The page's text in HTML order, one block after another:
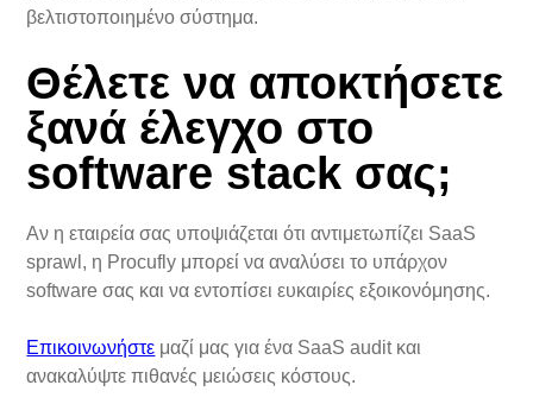
βελτιστοποιημένο σύστημα.
Θέλετε να αποκτήσετε
ξανά έλεγχο στο
software stack σας;
Αν η εταιρεία σας υποψιάζεται ότι αντιμετωπίζει SaaS
sprawl, η Procufly μπορεί να αναλύσει το υπάρχον
software σας και να εντοπίσει ευκαιρίες εξοικονόμησης.
Επικοινωνήστε μαζί μας για ένα SaaS audit και
ανακαλύψτε πιθανές μειώσεις κόστους.